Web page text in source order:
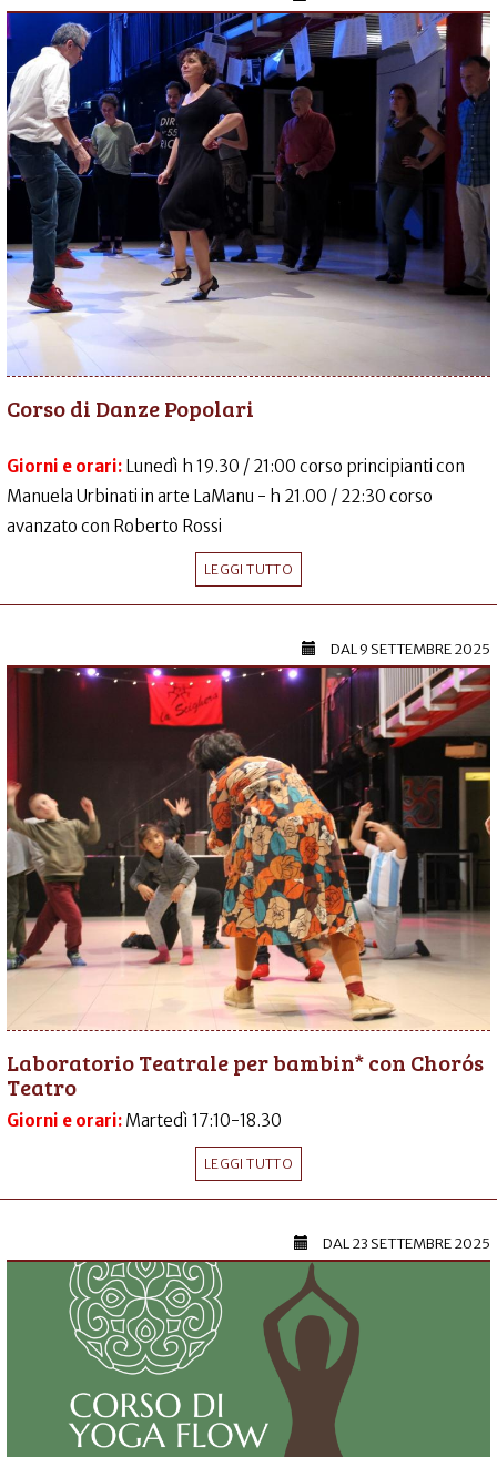
Corso di Danze Popolari
Giorni e orari: Lunedì h 19.30 / 21:00 corso principianti con
Manuela Urbinati in arte LaManu - h 21.00 / 22:30 corso
avanzato con Roberto Rossi
LEGGI TUTTO
DAL9 SETTEMBRE 2025
Laboratorio Teatrale per bambin* con Chorós
Teatro
Giorni e orari: Martedì 17:10-18.30
LEGGI TUTTO
DAL23 SETTEMBRE 2025